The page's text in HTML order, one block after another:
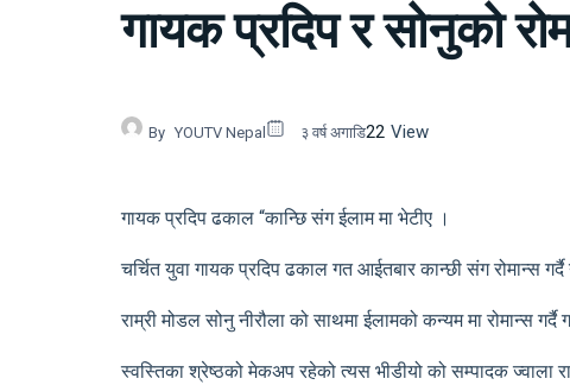
गायक प्रदिप र सोनुको
By YOUTV Nepal ३ वर्ष अगाडि22 View
गायक प्रदिप ढकाल “कान्छि संग ईलाम मा भेटीए ।
चर्चित युवा गायक प्रदिप ढकाल गत आईतबार कान्छी संग रोमान्स
राम्री मोडल सोनु नीरौला को साथमा ईलामको कन्यम मा रोमान्स
स्वस्तिका श्रेष्ठको मेकअप रहेको त्यस भीडीयो को सम्पादक ज्वाला